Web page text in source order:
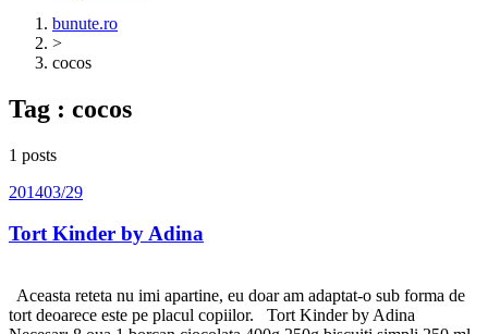
bunute.ro
>
cocos
Tag : cocos
1 posts
201403/29
Tort Kinder by Adina
Aceasta reteta nu imi apartine, eu doar am adaptat-o sub forma de
tort deoarece este pe placul copiilor. Tort Kinder by Adina